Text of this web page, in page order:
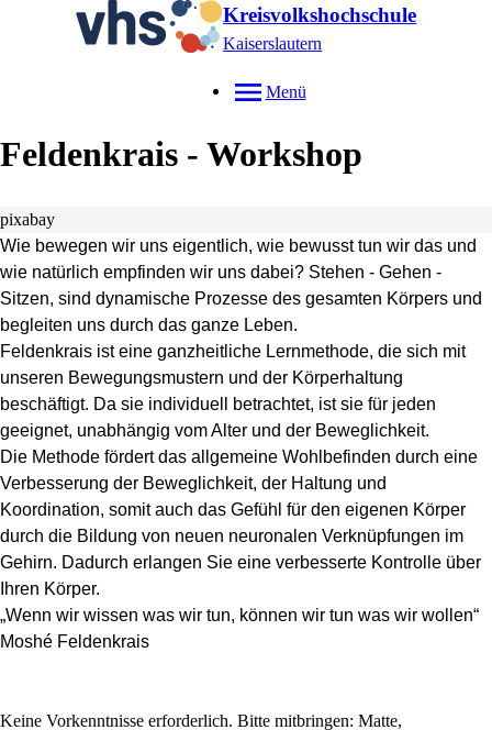
Kreisvolkshochschule
Kaiserslautern
Menü
Feldenkrais - Workshop
pixabay
Wie bewegen wir uns eigentlich, wie bewusst tun wir das und
wie natürlich empfinden wir uns dabei? Stehen - Gehen -
Sitzen, sind dynamische Prozesse des gesamten Körpers und
begleiten uns durch das ganze Leben.
Feldenkrais ist eine ganzheitliche Lernmethode, die sich mit
unseren Bewegungsmustern und der Körperhaltung
beschäftigt. Da sie individuell betrachtet, ist sie für jeden
geeignet, unabhängig vom Alter und der Beweglichkeit.
Die Methode fördert das allgemeine Wohlbefinden durch eine
Verbesserung der Beweglichkeit, der Haltung und
Koordination, somit auch das Gefühl für den eigenen Körper
durch die Bildung von neuen neuronalen Verknüpfungen im
Gehirn. Dadurch erlangen Sie eine verbesserte Kontrolle über
Ihren Körper.
„Wenn wir wissen was wir tun, können wir tun was wir wollen“
Moshé Feldenkrais
Keine Vorkenntnisse erforderlich. Bitte mitbringen: Matte,